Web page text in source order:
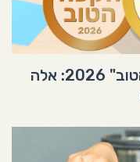
נחשפו תוצאות תחרות "הקפה הטוב" 2026: אלה